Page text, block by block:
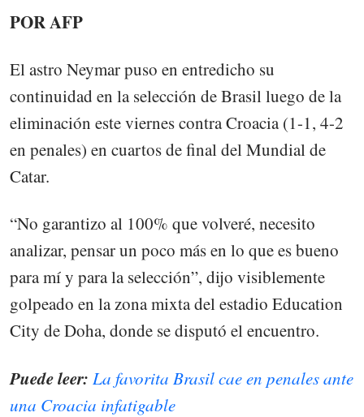
POR AFP
El astro Neymar puso en entredicho su
continuidad en la selección de Brasil luego de la
eliminación este viernes contra Croacia (1-1, 4-2
en penales) en cuartos de final del Mundial de
Catar.
“No garantizo al 100% que volveré, necesito
analizar, pensar un poco más en lo que es bueno
para mí y para la selección”, dijo visiblemente
golpeado en la zona mixta del estadio Education
City de Doha, donde se disputó el encuentro.
Puede leer: La favorita Brasil cae en penales ante
una Croacia infatigable